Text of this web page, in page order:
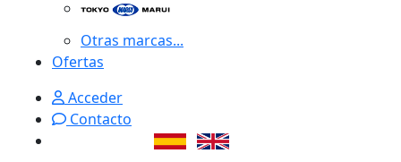
Otras marcas...
Ofertas
Acceder
Contacto